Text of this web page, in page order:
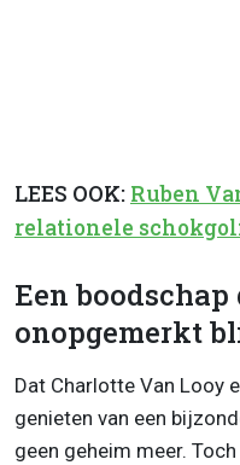
LEES OOK: Ruben
relationele
Een
onopgemerkt
Dat Charlotte Van Looy
genieten van een
geen geheim meer.